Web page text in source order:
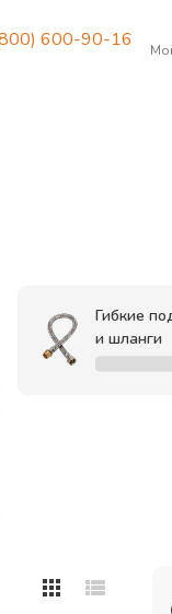
600-90-16
Гибкие
и шланги